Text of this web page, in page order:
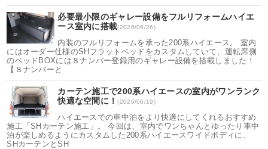
必要最小限のギャレー設備をフルリフォームハイエ
ース室内に搭載(2026/06/26)
内装のフルリフォームを承った200系ハイエース。 室内
にはオーダー仕様のSHフラットベッドをカスタムしていて、運転席側
のベッドBOXには８ナンバー登録用のギャレー設備を搭載しました！
【８ナンバーと
カーテン施工で200系ハイエースの室内がワンランク
快適な空間に！(2026/06/19)
ハイエースでの車中泊をより快適にしてくれるおすすめ
施工「SHカーテン施工」。 今回は、室内でワンちゃんとゆったり車中
泊が楽しめるようにカスタムした200系ハイエースワイドボディに、
SHカーテンとSH